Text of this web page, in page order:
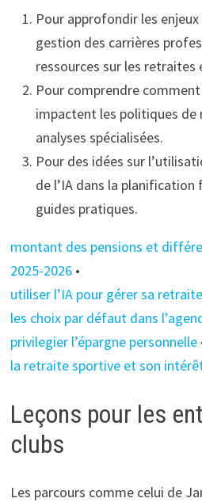
Pour approfondir les
gestion des carrières
ressources sur les retraites
Pour comprendre
impactent les politiques de
analyses spécialisées.
Pour des idées sur
de l’IA dans la planification
guides pratiques.
montant des pensions et
2025-2026•
utiliser l’IA pour gérer sa retraite
les choix par défaut dans
privilegier l’épargne personnelle
la retraite sportive et son
Leçons pour les
clubs
Les parcours comme celui de